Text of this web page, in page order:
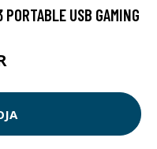
USB GAMING